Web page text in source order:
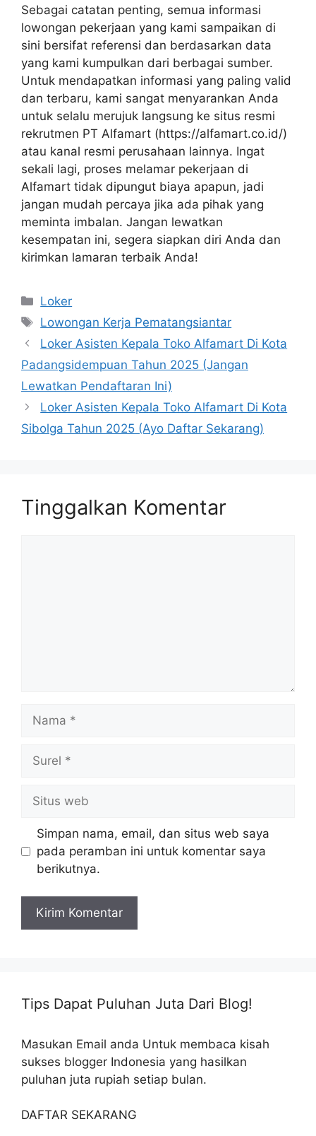
Sebagai catatan penting, semua informasi
lowongan pekerjaan yang kami sampaikan di
sini bersifat referensi dan berdasarkan data
yang kami kumpulkan dari berbagai sumber.
Untuk mendapatkan informasi yang paling valid
dan terbaru, kami sangat menyarankan Anda
untuk selalu merujuk langsung ke situs resmi
rekrutmen PT Alfamart (https://alfamart.co.id/)
atau kanal resmi perusahaan lainnya. Ingat
sekali lagi, proses melamar pekerjaan di
Alfamart tidak dipungut biaya apapun, jadi
jangan mudah percaya jika ada pihak yang
meminta imbalan. Jangan lewatkan
kesempatan ini, segera siapkan diri Anda dan
kirimkan lamaran terbaik Anda!
Kategori
Loker
Tag
Lowongan Kerja Pematangsiantar
Loker Asisten Kepala Toko Alfamart Di Kota
Padangsidempuan Tahun 2025 (Jangan
Lewatkan Pendaftaran Ini)
Loker Asisten Kepala Toko Alfamart Di Kota
Sibolga Tahun 2025 (Ayo Daftar Sekarang)
Tinggalkan Komentar
Nama
Surel
Situs
web
Simpan nama, email, dan situs web saya
pada peramban ini untuk komentar saya
berikutnya.
Tips Dapat Puluhan Juta Dari Blog!
Masukan Email anda Untuk membaca kisah
sukses blogger Indonesia yang hasilkan
puluhan juta rupiah setiap bulan.
DAFTAR SEKARANG